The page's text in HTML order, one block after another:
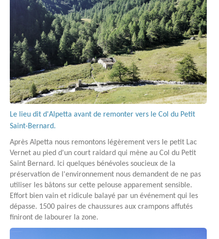
Le lieu dit d'Alpetta avant de remonter vers le Col du Petit
Saint-Bernard.
Après Alpetta nous remontons légèrement vers le petit Lac
Vernet au pied d'un court raidard qui mène au Col du Petit
Saint Bernard. Ici quelques bénévoles soucieux de la
préservation de l'environnement nous demandent de ne pas
utiliser les bâtons sur cette pelouse apparement sensible.
Effort bien vain et ridicule balayé par un événement qui les
dépasse. 1500 paires de chaussures aux crampons affutés
finiront de labourer la zone.